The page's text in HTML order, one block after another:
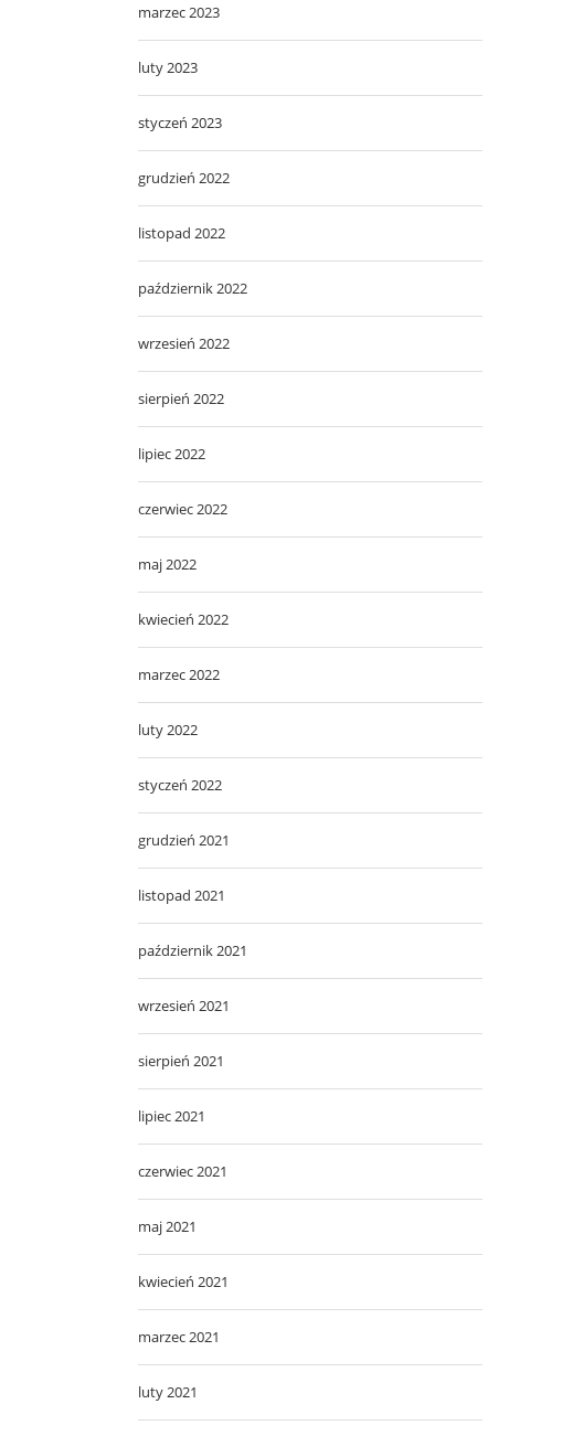
marzec 2023
luty 2023
styczeń 2023
grudzień 2022
listopad 2022
październik 2022
wrzesień 2022
sierpień 2022
lipiec 2022
czerwiec 2022
maj 2022
kwiecień 2022
marzec 2022
luty 2022
styczeń 2022
grudzień 2021
listopad 2021
październik 2021
wrzesień 2021
sierpień 2021
lipiec 2021
czerwiec 2021
maj 2021
kwiecień 2021
marzec 2021
luty 2021